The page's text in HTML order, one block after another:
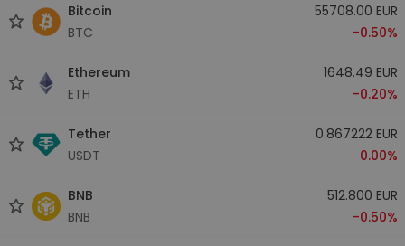
Bitcoin
BTC
55708.00 EUR
-0.50%
Ethereum
ETH
1648.49 EUR
-0.20%
Tether
USDT
0.867222 EUR
0.00%
BNB
BNB
512.800 EUR
-0.50%